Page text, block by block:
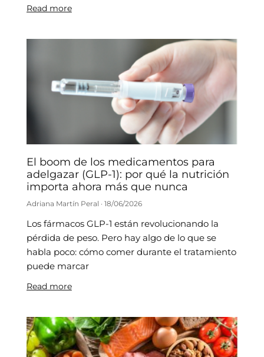
Read more
El boom de los medicamentos para
adelgazar (GLP-1): por qué la nutrición
importa ahora más que nunca
Adriana Martín Peral 18/06/2026
Los fármacos GLP-1 están revolucionando la
pérdida de peso. Pero hay algo de lo que se
habla poco: cómo comer durante el tratamiento
puede marcar
Read more